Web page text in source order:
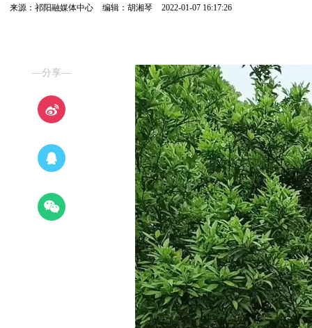
来源：祁阳融媒体中心 编辑：胡湘琴 2022-01-07 16:17:26
—分享—